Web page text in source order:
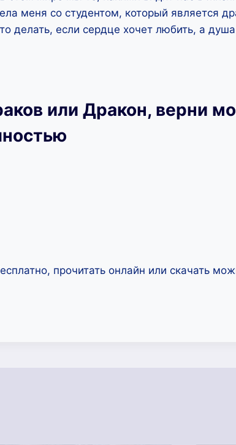
меня со студентом, который является
делать, если сердце хочет любить, а душа
или Дракон, верни
прочитать онлайн или скачать